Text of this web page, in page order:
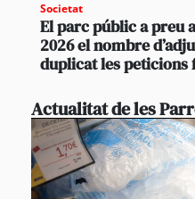
Societat
El parc públic a preu
2026 el nombre
duplicat les peticions
Actualitat de les